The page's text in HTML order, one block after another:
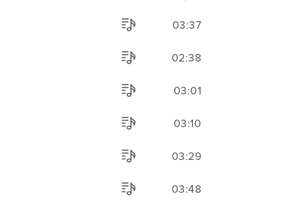
03:37
02:38
03:01
03:10
03:29
03:48